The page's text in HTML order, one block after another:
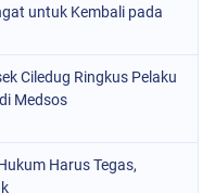
untuk Kembali pada
Ciledug Ringkus Pelaku
Medsos
Harus Tegas,